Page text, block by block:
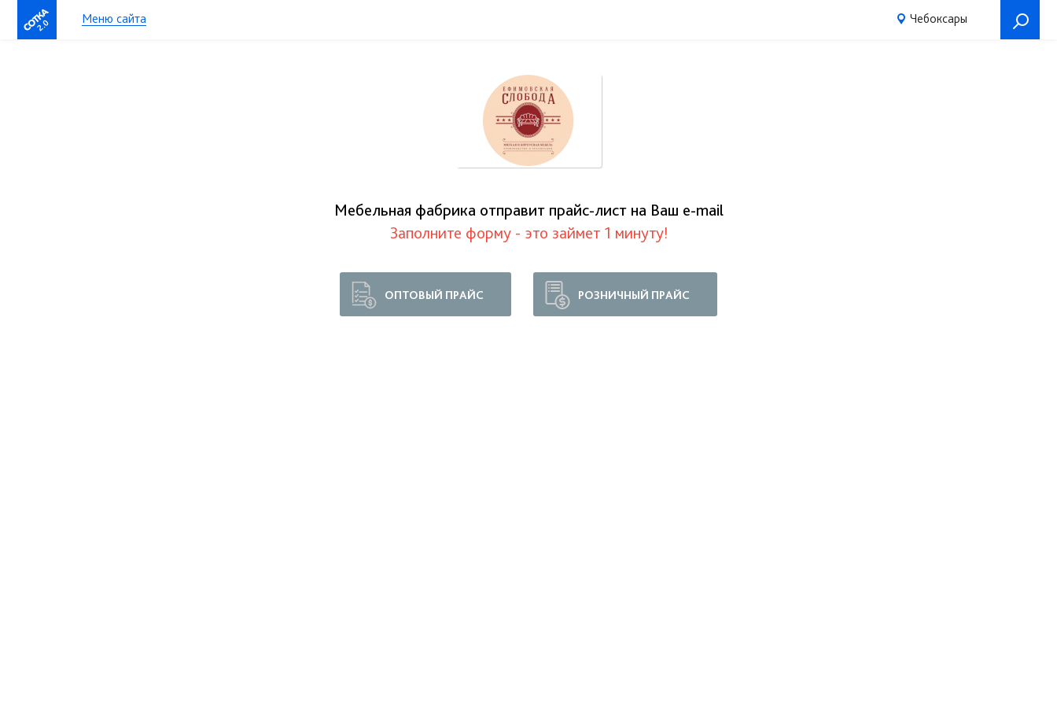
2.0 Меню сайта Чебоксары
Мебельная фабрика отправит прайс-лист на Ваш е-mail
Заполните форму - это займет 1 минуту!
ОПТОВЫЙ ПРАЙС РОЗНИЧНЫЙ ПРАЙС